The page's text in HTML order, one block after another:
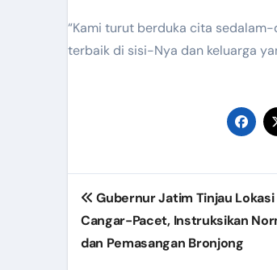
“Kami turut berduka cita
terbaik di sisi-Nya dan keluarga
Navigasi
pos
Gubernur Jatim Tinjau
Cangar-Pacet, Instruksikan
dan Pemasangan Bronjong